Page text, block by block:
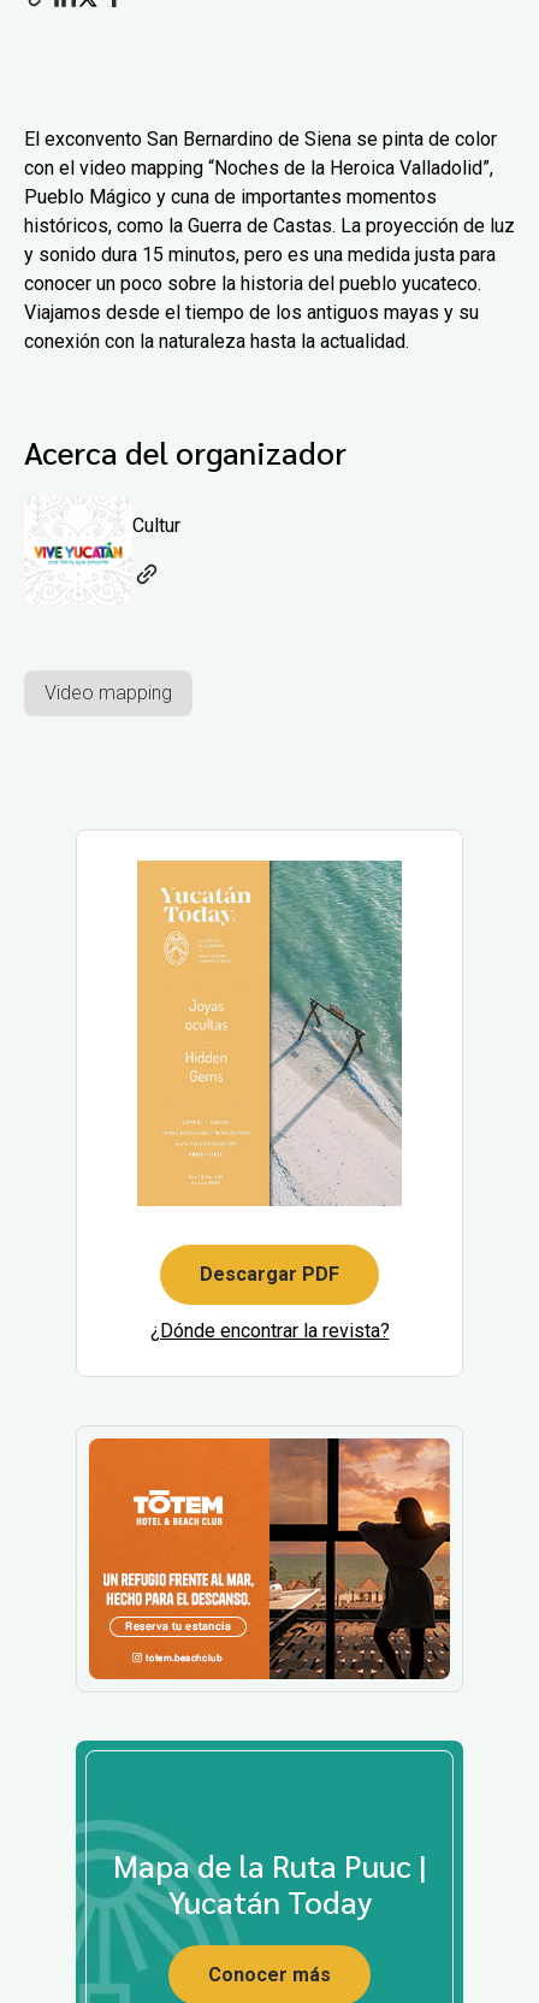
El exconvento San Bernardino de Siena se pinta de color
con el video mapping “Noches de la Heroica Valladolid”,
Pueblo Mágico y cuna de importantes momentos
históricos, como la Guerra de Castas. La proyección de luz
y sonido dura 15 minutos, pero es una medida justa para
conocer un poco sobre la historia del pueblo yucateco.
Viajamos desde el tiempo de los antiguos mayas y su
conexión con la naturaleza hasta la actualidad.
Acerca del organizador
Cultur
Video mapping
Descargar PDF
¿Dónde encontrar la revista?
Mapa de la Ruta Puuc |
Yucatán Today
Conocer más